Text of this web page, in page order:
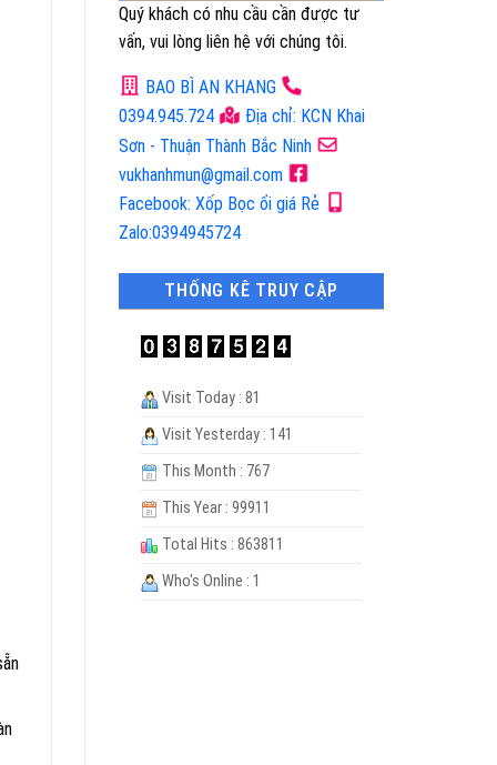
Quý khách có nhu cầu cần được tư
vấn, vui lòng liên hệ với chúng tôi.
BAO BÌ AN KHANG
0394.945.724
Địa chỉ: KCN Khai
Sơn - Thuận Thành Bắc Ninh
vukhanhmun@gmail.com
Facebook: Xốp Bọc ổi giá Rẻ
Zalo:0394945724
THỐNG KÊ TRUY CẬP
Visit Today : 81
Visit Yesterday : 141
This Month : 767
This Year : 99911
Total Hits : 863811
Who's Online : 1